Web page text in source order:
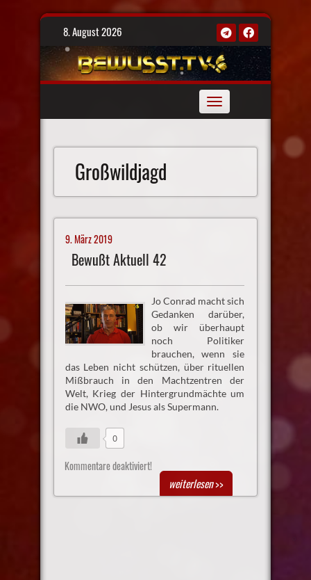
Skip
content
8. August 2026
Toggle
navigation
Großwildjagd
9. März 2019
Bewußt Aktuell 42
Jo Conrad macht sich
Gedanken darüber,
ob wir überhaupt
noch Politiker
brauchen, wenn sie
das Leben nicht schützen, über rituellen
Mißbrauch in den Machtzentren der
Welt, Krieg der Hintergrundmächte um
die NWO, und Jesus als Supermann.
0
Kommentare deaktiviert!
weiterlesen>>